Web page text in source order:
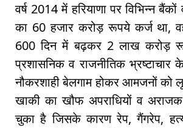
वर्ष 2014 में हरियाणा पर विभिन्न
का 60 हजार करोड़ रूपये कर्ज था,
600 दिन में बढ़कर 2 लाख करोड़
प्रशासनिक व राजनीतिक
नौकरशाही बेलगाम होकर आमजनों को
खाकी का खौफ अपराधियों व
चुका है जिसके कारण रेप, गैंगरेप,